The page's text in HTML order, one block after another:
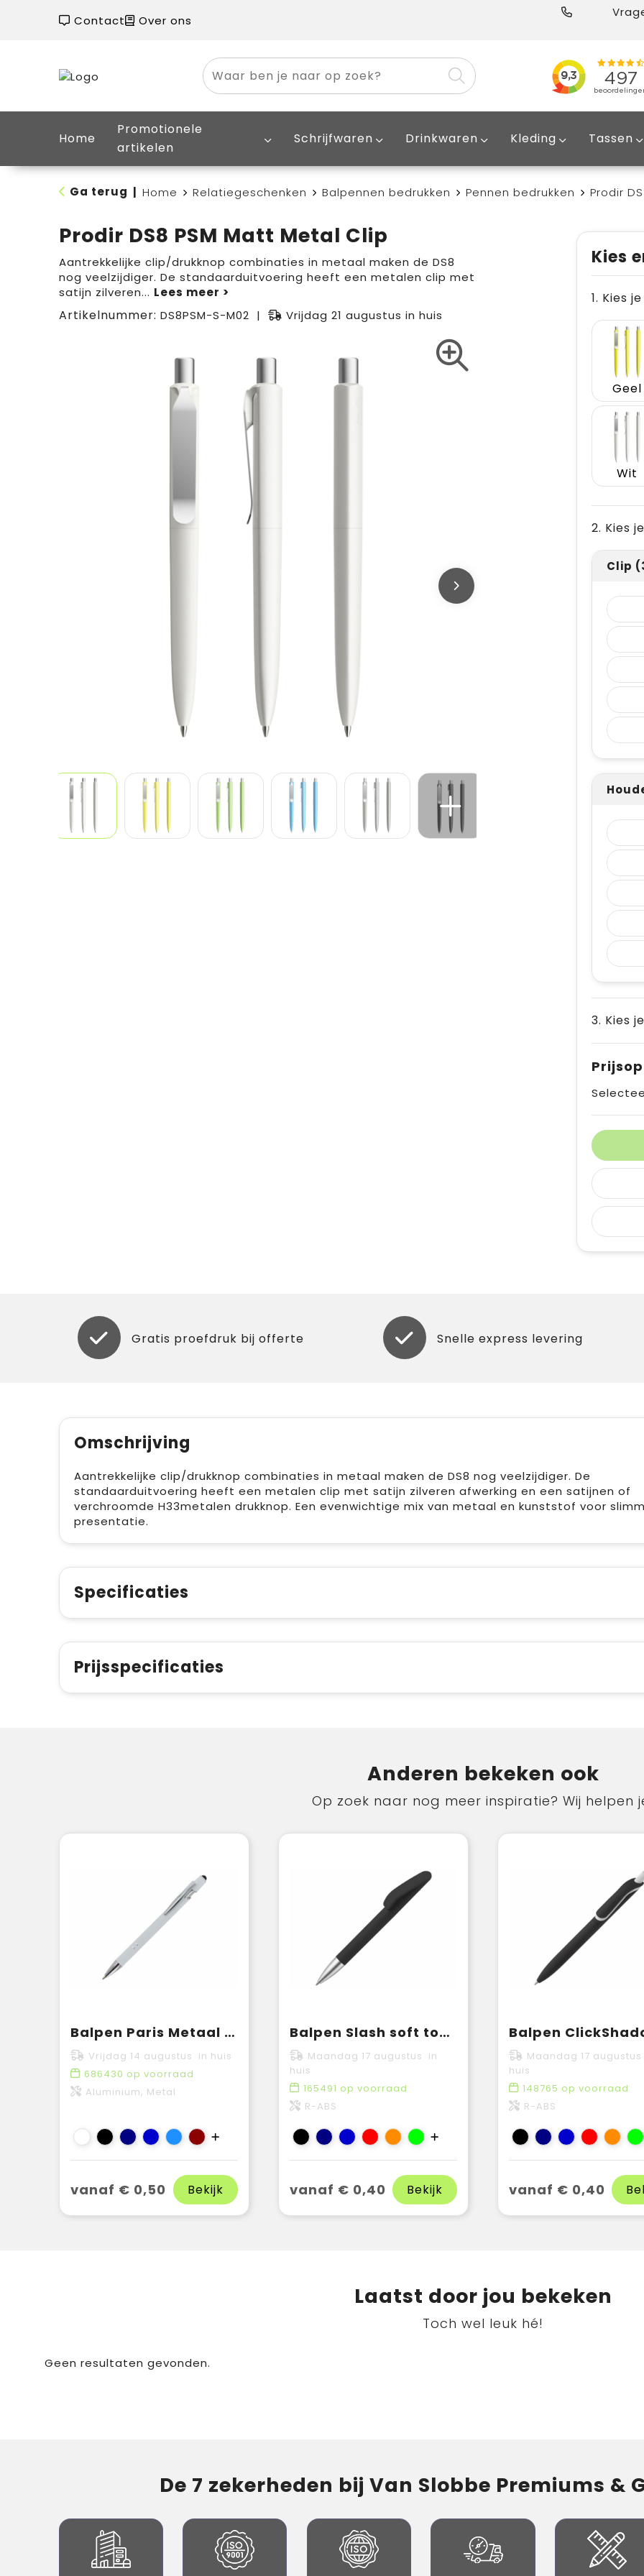
Contact Over ons
Home
Promotionele
artikelen
Schrijfwaren Drinkwaren Kleding Tassen
Ga terug Home Relatiegeschenken Balpennen bedrukken Pennen bedrukken Prodir
Prodir DS8 PSM Matt Metal Clip
Aantrekkelijke clip/drukknop combinaties in metaal maken de DS8
nog veelzijdiger. De standaarduitvoering heeft een metalen clip met
satijn zilveren...
Artikelnummer: DS8PSM-S-M02 Vrijdag 21 augustus in huis
Kies
1. Kies
Geel
Wit
2. Kies
Clip
3. Kies
Gratis proefdruk bij offerte Snelle express levering
Omschrijving
Aantrekkelijke clip/drukknop combinaties in metaal maken de DS8 nog veelzijdiger. De
standaarduitvoering heeft een metalen clip met satijn zilveren afwerking en een satijnen of
verchroomde H33metalen drukknop. Een evenwichtige mix van metaal en kunststof voor
presentatie.
Specificaties
Prijsspecificaties
Anderen bekeken ook
Op zoek naar nog meer inspiratie? Wij helpen
Balpen Paris Metaal soft touch
Vrijdag 14 augustus in huis
686430 op voorraad
Aluminium, Metal
vanaf € 0,50 Bekijk
Balpen Slash soft touch R-ABS
Maandag 17 augustus in
huis
165491 op voorraad
R-ABS
vanaf € 0,40 Bekijk
Maandag 17
huis
148765 op voorraad
R-ABS
vanaf € 0,40
Laatst door jou bekeken
Toch wel leuk hé!
Geen resultaten gevonden.
De 7 zekerheden bij Van Slobbe Premiums &